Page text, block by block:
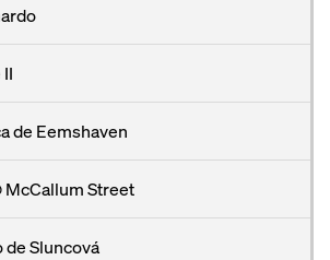
de Eemshaven
McCallum Street
de Sluncová